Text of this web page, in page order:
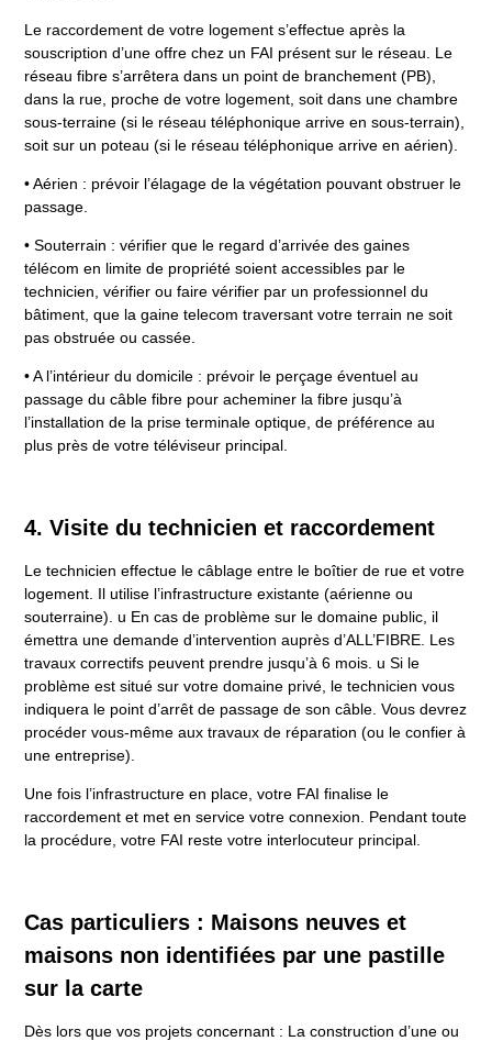
Le raccordement de votre logement s’effectue après la
souscription d’une offre chez un FAI présent sur le réseau. Le
réseau fibre s’arrêtera dans un point de branchement (PB),
dans la rue, proche de votre logement, soit dans une chambre
sous-terraine (si le réseau téléphonique arrive en sous-terrain),
soit sur un poteau (si le réseau téléphonique arrive en aérien).
• Aérien : prévoir l’élagage de la végétation pouvant obstruer le
passage.
• Souterrain : vérifier que le regard d’arrivée des gaines
télécom en limite de propriété soient accessibles par le
technicien, vérifier ou faire vérifier par un professionnel du
bâtiment, que la gaine telecom traversant votre terrain ne soit
pas obstruée ou cassée.
• A l’intérieur du domicile : prévoir le perçage éventuel au
passage du câble fibre pour acheminer la fibre jusqu’à
l’installation de la prise terminale optique, de préférence au
plus près de votre téléviseur principal.
4. Visite du technicien et raccordement
Le technicien effectue le câblage entre le boîtier de rue et votre
logement. Il utilise l’infrastructure existante (aérienne ou
souterraine). u En cas de problème sur le domaine public, il
émettra une demande d’intervention auprès d’ALL’FIBRE. Les
travaux correctifs peuvent prendre jusqu’à 6 mois. u Si le
problème est situé sur votre domaine privé, le technicien vous
indiquera le point d’arrêt de passage de son câble. Vous devrez
procéder vous-même aux travaux de réparation (ou le confier à
une entreprise).
Une fois l’infrastructure en place, votre FAI finalise le
raccordement et met en service votre connexion. Pendant toute
la procédure, votre FAI reste votre interlocuteur principal.
Cas particuliers : Maisons neuves et
maisons non identifiées par une pastille
sur la carte
Dès lors que vos projets concernant : La construction d’une ou